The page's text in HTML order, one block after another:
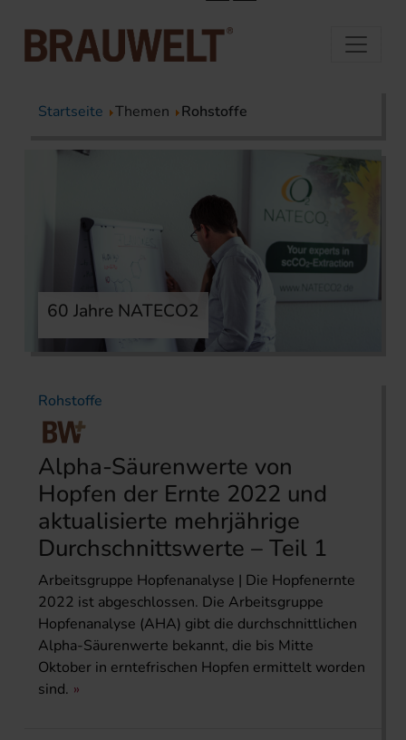
Startseite Themen Rohstoffe
60 Jahre NATECO2
Rohstoffe
Alpha-Säurenwerte von
Hopfen der Ernte 2022 und
aktualisierte mehrjährige
Durchschnittswerte – Teil 1
Arbeitsgruppe Hopfenanalyse | Die Hopfenernte
2022 ist abgeschlossen. Die Arbeitsgruppe
Hopfenanalyse (AHA) gibt die durchschnittlichen
Alpha-Säurenwerte bekannt, die bis Mitte
Oktober in erntefrischen Hopfen ermittelt worden
sind.